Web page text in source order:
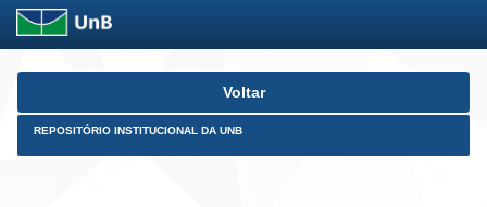
Skip
Voltar
REPOSITÓRIO INSTITUCIONAL DA UNB